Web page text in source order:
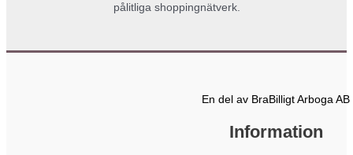
pålitliga shoppingnätverk.
En del av BraBilligt Arboga AB
Information